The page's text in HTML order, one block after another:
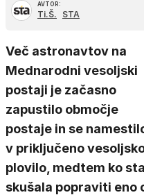
AVTOR:
Ti.Š. STA
Več astronavtov na
Mednarodni vesoljski
postaji je začasno
zapustilo območje
postaje in se
v priključeno
plovilo, medtem ko
skušala popraviti eno